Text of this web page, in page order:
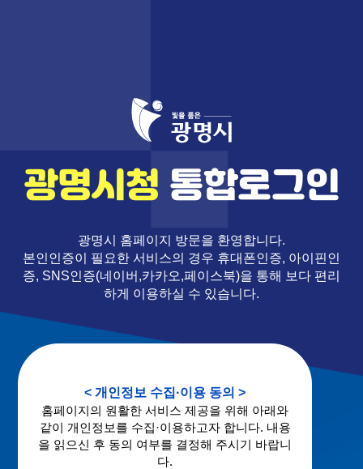
광명시청 통합로그인
광명시 홈페이지 방문을 환영합니다.
본인인증이 필요한 서비스의 경우 휴대폰인증, 아이핀인
증, SNS인증(네이버,카카오,페이스북)을 통해 보다 편리
하게 이용하실 수 있습니다.
< 개인정보 수집·이용 동의 >
홈페이지의 원활한 서비스 제공을 위해 아래와
같이 개인정보를 수집·이용하고자 합니다. 내용
을 읽으신 후 동의 여부를 결정해 주시기 바랍니
다.